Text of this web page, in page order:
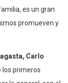
es un gran
promueven y
Carlo
los primeros